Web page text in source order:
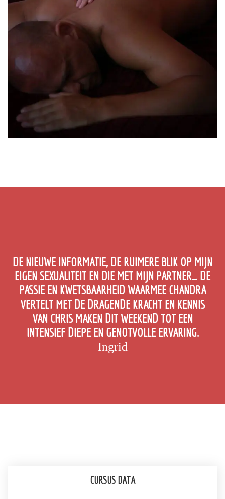
DE NIEUWE INFORMATIE, DE RUIMERE BLIK OP MIJN
EIGEN SEXUALITEIT EN DIE MET MIJN PARTNER… DE
PASSIE EN KWETSBAARHEID WAARMEE CHANDRA
VERTELT MET DE DRAGENDE KRACHT EN KENNIS
VAN CHRIS MAKEN DIT WEEKEND TOT EEN
INTENSIEF DIEPE EN GENOTVOLLE ERVARING.
Ingrid
CURSUS DATA